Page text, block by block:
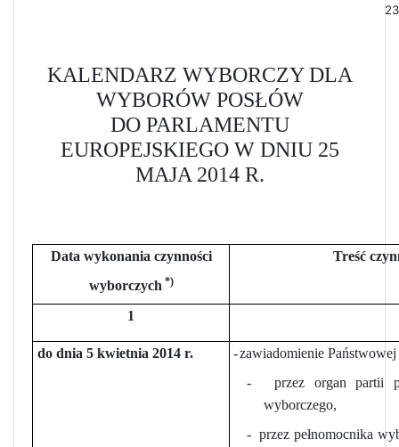
KALENDARZ WYBORCZYDLA
WYBORÓW POSŁÓW
DO PARLAMENTU
EUROPEJSKIEGO W DNIU 25
MAJA 2014 R.
Data wykonania czynności
wyborczych *)
Treść
1
do dnia 5 kwietnia 2014 r. -zawiadomienie
-
przez organ partii
wyborczego,
- przez pełnomocnika